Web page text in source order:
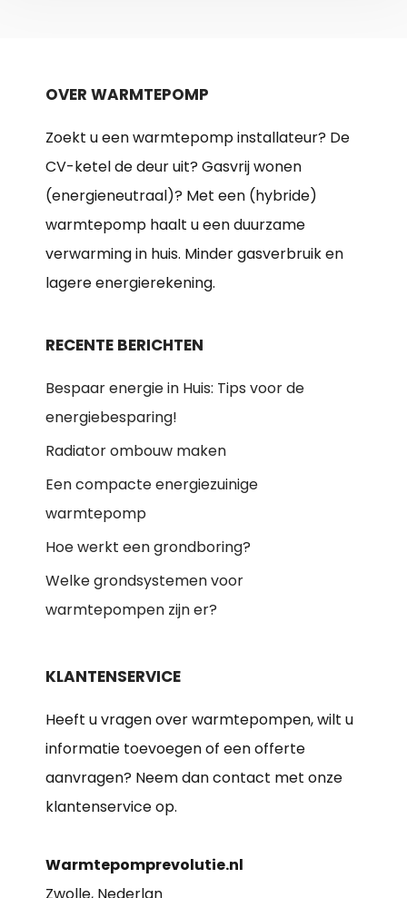
OVER WARMTEPOMP
Zoekt u een warmtepomp installateur? De
CV-ketel de deur uit? Gasvrij wonen
(energieneutraal)? Met een (hybride)
warmtepomp haalt u een duurzame
verwarming in huis. Minder gasverbruik en
lagere energierekening.
RECENTE BERICHTEN
Bespaar energie in Huis: Tips voor de
energiebesparing!
Radiator ombouw maken
Een compacte energiezuinige
warmtepomp
Hoe werkt een grondboring?
Welke grondsystemen voor
warmtepompen zijn er?
KLANTENSERVICE
Heeft u vragen over warmtepompen, wilt u
informatie toevoegen of een offerte
aanvragen? Neem dan contact met onze
klantenservice op.
Warmtepomprevolutie.nl
Zwolle, Nederlan